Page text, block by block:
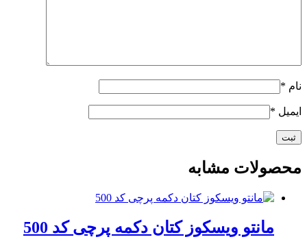
نام *
ایمیل *
محصولات مشابه
مانتو ویسکوز کتان دکمه پرچی کد 500